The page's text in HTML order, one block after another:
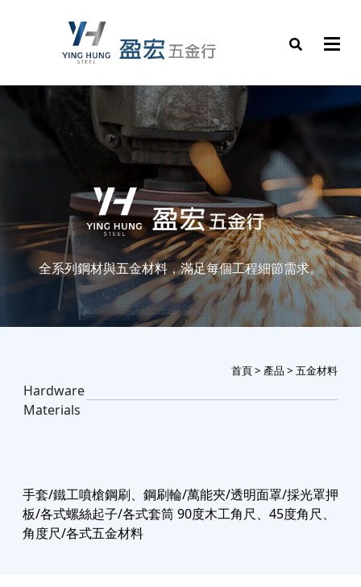
全系列鋼材與五金材料，滿足每個工程細節需求。
首頁> 產品 > 五金材料
Hardware
Materials
手套/鐵工噴槍鋼刷、鋼刷輪/萬能夾/透明面罩/採光罩押
板/各式螺絲起子/各式套筒 90度木工角尺、45度角尺、
角度尺/各式五金材料